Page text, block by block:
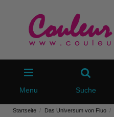
Menu Suche
Startseite Das Universum von Fluo